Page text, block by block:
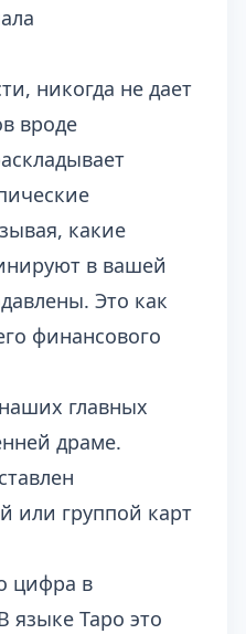
никогда не дает
вроде
какие
в вашей
Это как
финансового
главных
драме.
или группой карт
цифра в
языке Таро это